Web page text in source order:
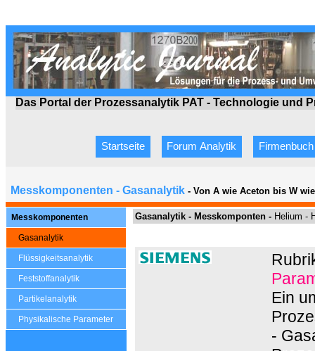
Das Portal der Prozessanalytik PAT - Technologie und
Startseite Forum Analytik Firmenbuch
Messkomponenten - Gasanalytik - Von A wie Aceton bis W
Messkomponenten
Gasanalytik
Flüssigkeitsanalytik
Feststoffanalytik
Partikelanalytik
Physikalische Parameter
Gasanalytik - Messkomponten - Helium -
Ein
-